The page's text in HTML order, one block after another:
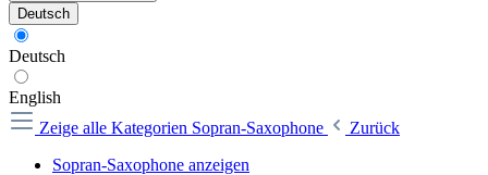
Deutsch
Deutsch
English
Zeige alle Kategorien Sopran-Saxophone
Zurück
Sopran-Saxophone anzeigen